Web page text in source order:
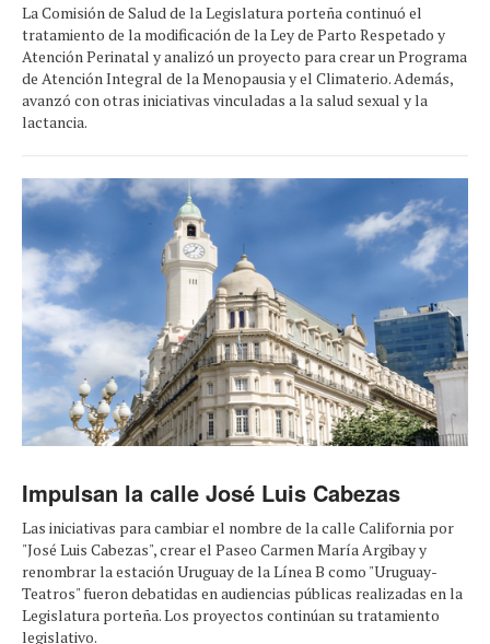
La Comisión de Salud de la Legislatura porteña continuó el
tratamiento de la modificación de la Ley de Parto Respetado y
Atención Perinatal y analizó un proyecto para crear un Programa
de Atención Integral de la Menopausia y el Climaterio. Además,
avanzó con otras iniciativas vinculadas a la salud sexual y la
lactancia.
Impulsan la calle José Luis Cabezas
Las iniciativas para cambiar el nombre de la calle California por
"José Luis Cabezas", crear el Paseo Carmen María Argibay y
renombrar la estación Uruguay de la Línea B como "Uruguay-
Teatros" fueron debatidas en audiencias públicas realizadas en la
Legislatura porteña. Los proyectos continúan su tratamiento
legislativo.